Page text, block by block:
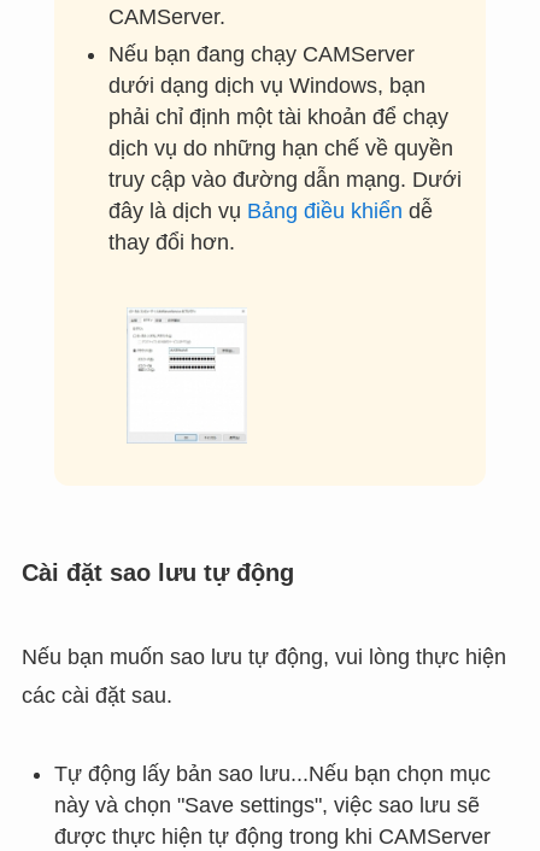
CAMServer.
Nếu bạn đang chạy CAMServer
dưới dạng dịch vụ Windows, bạn
phải chỉ định một tài khoản để chạy
dịch vụ do những hạn chế về quyền
truy cập vào đường dẫn mạng. Dưới
đây là dịch vụ Bảng điều khiển dễ
thay đổi hơn.
Cài đặt sao lưu tự động
Nếu bạn muốn sao lưu tự động, vui lòng thực hiện
các cài đặt sau.
Tự động lấy bản sao lưu...Nếu bạn chọn mục
này và chọn "Save settings", việc sao lưu sẽ
được thực hiện tự động trong khi CAMServer